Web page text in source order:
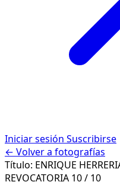
Iniciar sesión Suscribirse
← Volver a fotografías
Título: ENRIQUE
REVOCATORIA 10 / 10